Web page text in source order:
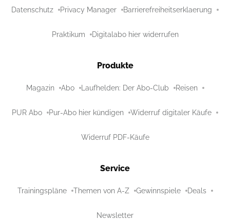
Datenschutz Privacy Manager Barrierefreiheitserklaerung
Praktikum Digitalabo hier widerrufen
Produkte
Magazin Abo Laufhelden: Der Abo-Club Reisen
PUR Abo Pur-Abo hier kündigen Widerruf digitaler Käufe
Widerruf PDF-Käufe
Service
Trainingspläne Themen von A-Z Gewinnspiele Deals
Newsletter